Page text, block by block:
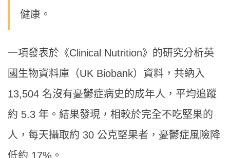
健康。
一項發表於《Clinical Nutrition》的研究分析英
國生物資料庫（UK Biobank）資料，共納入
13,504 名沒有憂鬱症病史的成年人，平均追蹤
約 5.3 年。結果發現，相較於完全不吃堅果的
人，每天攝取約 30 公克堅果者，憂鬱症風險降
低約 17%。